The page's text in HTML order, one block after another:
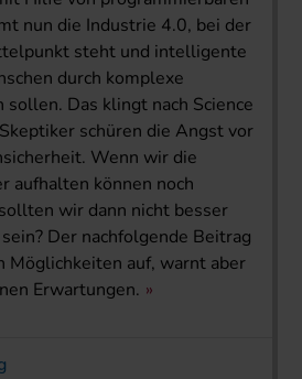
nun die Industrie 4.0, bei der
steht und intelligente
durch komplexe
sollen. Das klingt nach Science
schüren die Angst vor
Wenn wir die
aufhalten können noch
wir dann nicht besser
Der nachfolgende Beitrag
Möglichkeiten auf, warnt aber
Erwartungen.